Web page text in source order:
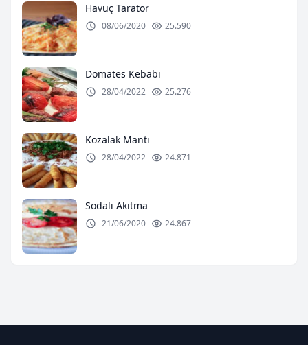
Havuç Tarator
08/06/2020 25.590
Domates Kebabı
28/04/2022 25.276
Kozalak Mantı
28/04/2022 24.871
Sodalı Akıtma
21/06/2020 24.867